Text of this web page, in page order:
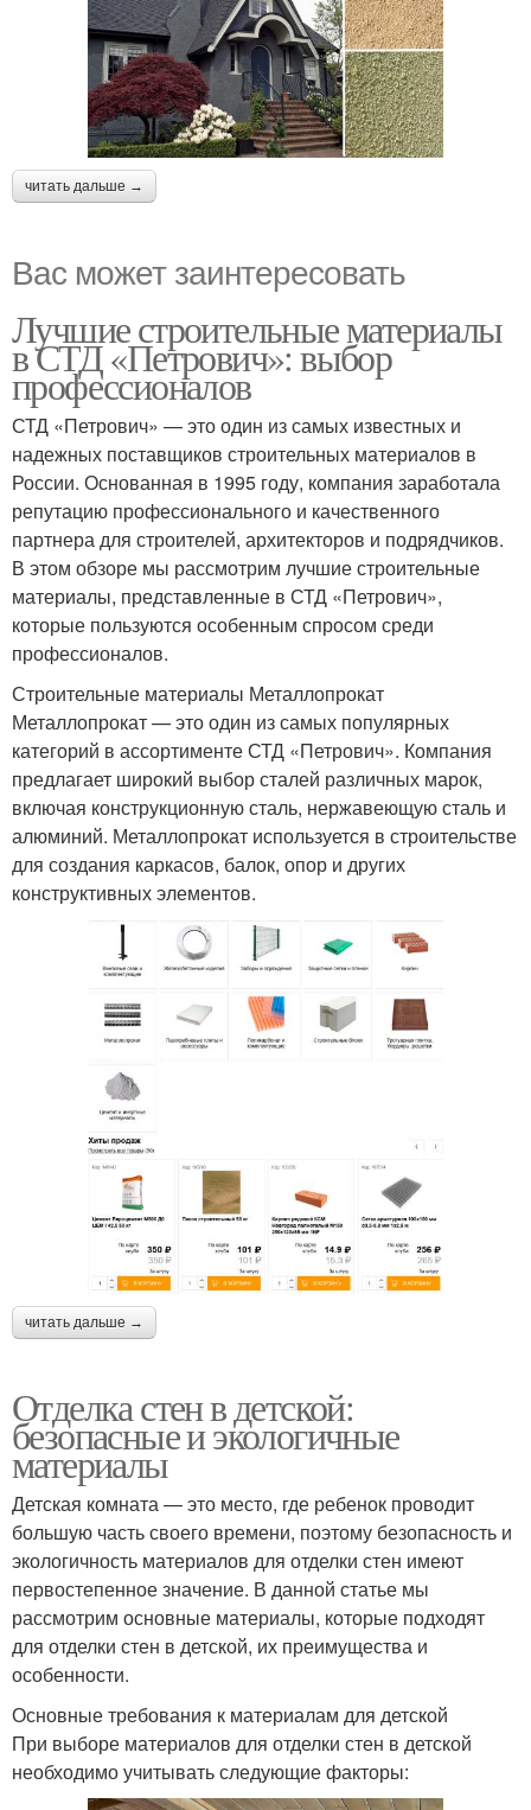
читать дальше →
Вас может заинтересовать
Лучшие строительные материалы
в СТД «Петрович»: выбор
профессионалов
СТД «Петрович» — это один из самых известных и
надежных поставщиков строительных материалов в
России. Основанная в 1995 году, компания заработала
репутацию профессионального и качественного
партнера для строителей, архитекторов и подрядчиков.
В этом обзоре мы рассмотрим лучшие строительные
материалы, представленные в СТД «Петрович»,
которые пользуются особенным спросом среди
профессионалов.
Строительные материалы Металлопрокат
Металлопрокат — это один из самых популярных
категорий в ассортименте СТД «Петрович». Компания
предлагает широкий выбор сталей различных марок,
включая конструкционную сталь, нержавеющую сталь и
алюминий. Металлопрокат используется в строительстве
для создания каркасов, балок, опор и других
конструктивных элементов.
читать дальше →
Отделка стен в детской:
безопасные и экологичные
материалы
Детская комната — это место, где ребенок проводит
большую часть своего времени, поэтому безопасность и
экологичность материалов для отделки стен имеют
первостепенное значение. В данной статье мы
рассмотрим основные материалы, которые подходят
для отделки стен в детской, их преимущества и
особенности.
Основные требования к материалам для детской
При выборе материалов для отделки стен в детской
необходимо учитывать следующие факторы: